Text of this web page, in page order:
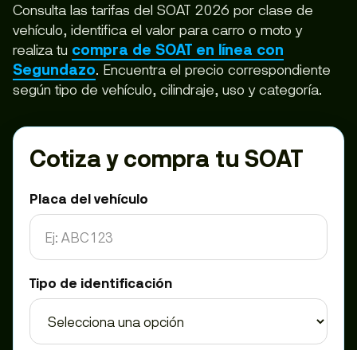
Consulta las tarifas del SOAT 2026 por clase de
vehículo, identifica el valor para carro o moto y
realiza tu compra de SOAT en línea con
Segundazo. Encuentra el precio correspondiente
según tipo de vehículo, cilindraje, uso y categoría.
Cotiza y compra tu SOAT
Placa del vehículo
Tipo de identificación